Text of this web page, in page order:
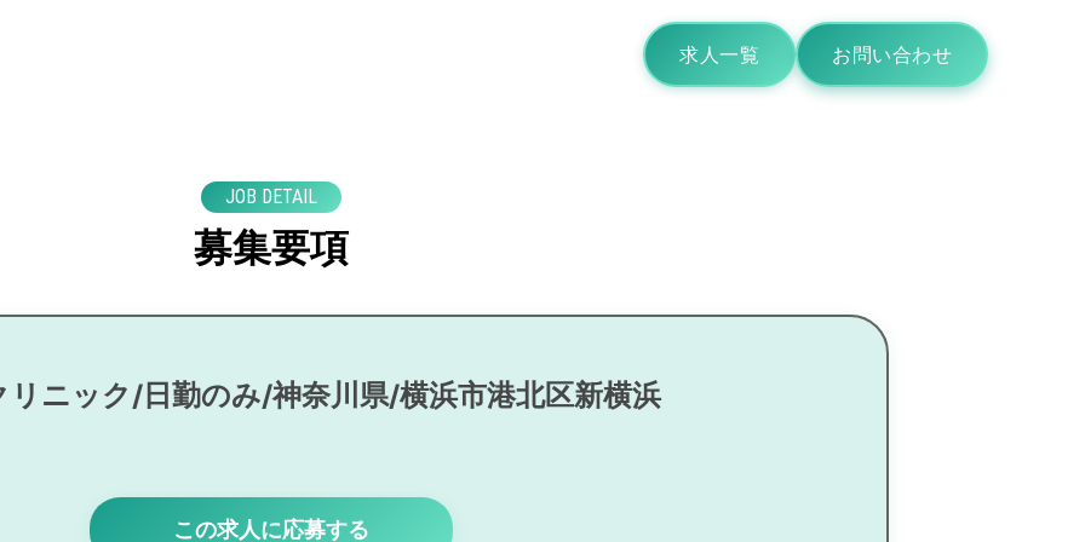
求人一覧 お問い合わせ
JOB DETAIL
募集要項
リニック/日勤のみ/神奈川県/横浜市港北区新横浜
この求人に応募する